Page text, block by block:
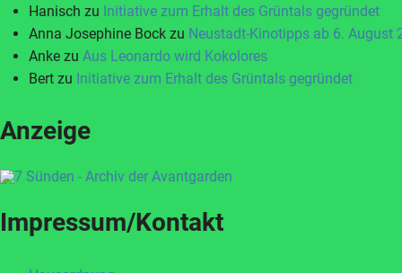
Hanisch zu Initiative zum Erhalt des Grüntals gegründet
Anna Josephine Bock zu Neustadt-Kinotipps ab 6. August
Anke zu Aus Leonardo wird Kokolores
Bert zu Initiative zum Erhalt des Grüntals gegründet
Anzeige
Impressum/Kontakt